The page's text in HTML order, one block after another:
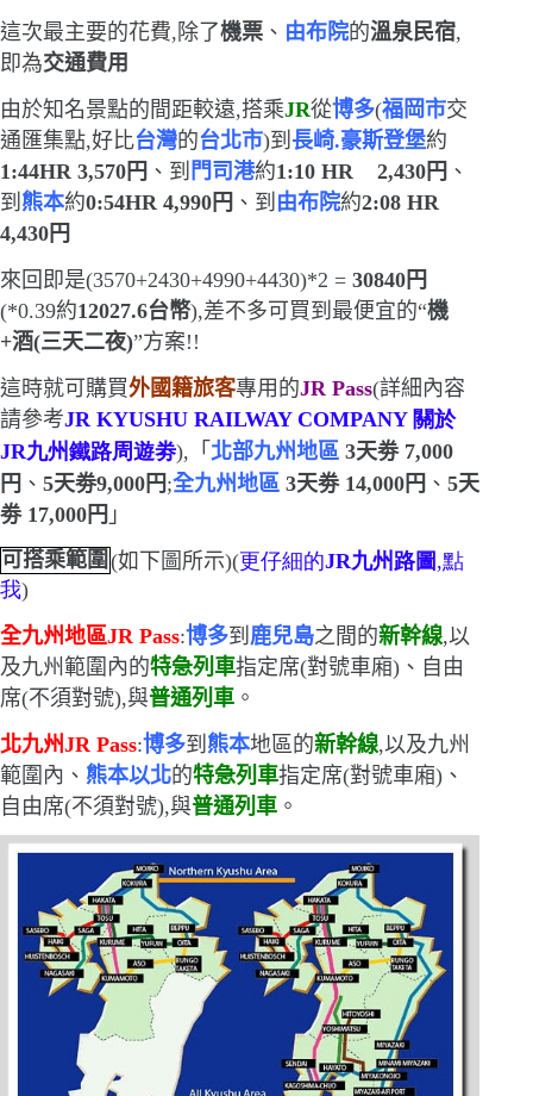
這次最主要的花費,除了機票 、 由布院的溫泉民宿,
即為交通費用
由於知名景點的間距較遠,搭乘JR從博多(福岡市交
通匯集點,好比台灣的台北市)到 長崎.豪斯登堡約
1:44HR 3,570円 、到 門司港約1:10 HR 2,430円 、
到 熊本約0:54HR 4,990円 、到 由布院約2:08 HR
4,430円
來回即是(3570+2430+4990+4430)*2 = 30840円
(*0.39約12027.6台幣),差不多可買到最便宜的“機
+酒(三天二夜)”方案!!
這時就可購買外國籍旅客專用的JR Pass(詳細內容
請參考JR KYUSHU RAILWAY COMPANY 關於
JR九州鐵路周遊劵),「 北部九州地區 3天劵 7,000
円 、 5天劵9,000円 ;全九州地區 3天劵14,000円 、 5天
劵17,000円 」
可搭乘範圍 (如下圖所示)(更仔細的JR九州路圖 ,點
我)
全九州地區JR Pass:博多到 鹿兒島之間的新幹線,以
及九州範圍內的特急列車指定席(對號車廂) 、自由
席(不須對號),與普通列車 。
北九州JR Pass:博多到 熊本地區的新幹線,以及九州
範圍內、 熊本以北的特急列車指定席(對號車廂) 、
自由席(不須對號),與普通列車 。